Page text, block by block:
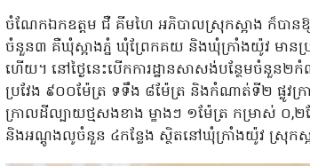
ចំណែកឯកឧត្តម ជឺ គីមហៃ អភិបាលស្រុកស្អាង ក៏បានឱ្យ
ចំនួន៣ គឺឃុំស្អាងភ្នំ ឃុំព្រែកគយ និងឃុំក្រាំងយ៉ូវ មាន
ហើយ។ នៅថ្ងៃនេះបើកការដ្ឋានសាសង់បន្ថែមចំនួន
ប្រវែង ៩០០ម៉ែត្រ ទទឹង ៨ម៉ែត្រ និងកំណាត់ទី២ ផ្លូវក្
ក្រាលដីល្បាយថ្មសងខាង ម្ខាងៗ ១ម៉ែត្រ កម្រាស់ ០,
និងអណ្តូងលូចំនួន ៤កន្លែង ស្ថិតនៅឃុំក្រាំងយ៉ូវ ស្រុកស្